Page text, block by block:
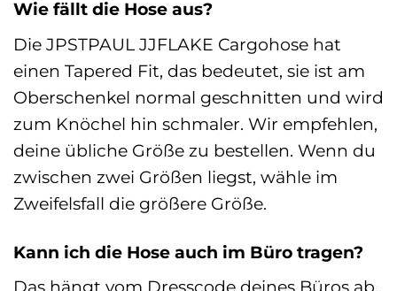
Wie fällt die Hose aus?
Die JPSTPAUL JJFLAKE Cargohose hat
einen Tapered Fit, das bedeutet, sie ist am
Oberschenkel normal geschnitten und wird
zum Knöchel hin schmaler. Wir empfehlen,
deine übliche Größe zu bestellen. Wenn du
zwischen zwei Größen liegst, wähle im
Zweifelsfall die größere Größe.
Kann ich die Hose auch im Büro tragen?